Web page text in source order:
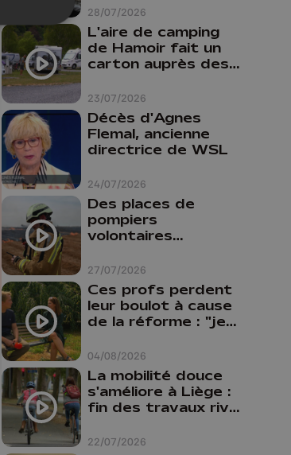
28/07/2026
budget pour le
faire
23/07/2026
L'aire de camping
de Hamoir fait un
carton auprès des
24/07/2026
Décès d'Agnes
Flemal, ancienne
directrice de WSL
27/07/2026
Des places de
pompiers
volontaires
province de Liège :
"Un citoyen qui
n'est formé ne
peut pas nous
aider"
04/08/2026
Ces profs perdent
leur boulot à cause
de la réforme : "je
comme prof que
comme
pharmacienne"
22/07/2026
La mobilité douce
s'améliore à Liège :
fin des travaux rive
cyclo-piétonnes